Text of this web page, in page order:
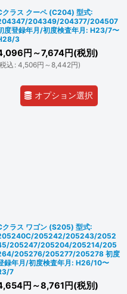
クラス クーペ (C204) 型式:
204349/204377/204507
度登録年月/初度検査年月: H23/7〜
3
円 ～7,674円(税別)
税込 : 4,506円 ～8,442円)
オプション選択
クラス ワゴン (S205) 型式:
205242/205243/2052
205247/205204/205214/205
205276/205277/205278 初度
録年月/初度検査年月: H26/10〜
7
円 ～8,761 円(税別)